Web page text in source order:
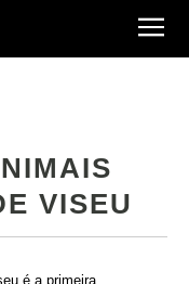
VISEU
é a primeira